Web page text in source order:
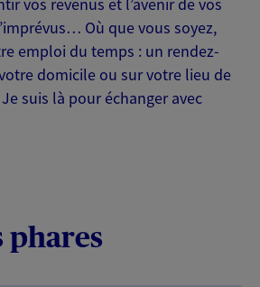
vos revenus et l’avenir de vos
Où que vous soyez,
emploi du temps : un rendez-
domicile ou sur votre lieu de
suis là pour échanger avec
phares